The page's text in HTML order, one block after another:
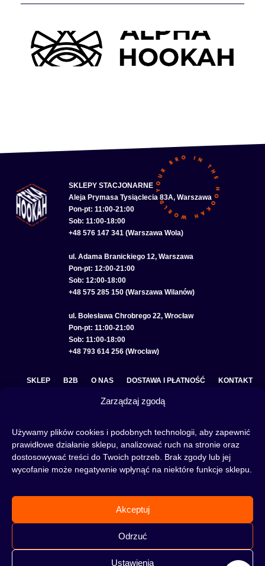
Zarządzaj zgodą
Używamy plików cookies i podobnych technologii, aby zapewnić
prawidłowe działanie sklepu, analizować ruch na stronie oraz
dostosowywać treści do Twoich potrzeb. Brak zgody lub jej
wycofanie może negatywnie wpłynąć na niektóre funkcje sklepu.
Akceptuj
Odrzuć
Ustawienia
SKLEPY STACJONARNE
Aleja Prymasa Tysiąclecia 83A, Warszawa
Pon-pt: 11:00-21:00
Sob: 11:00-18:00
+48 576 147 341 (Warszawa Wola)
ul. Adama Branickiego 12, Warszawa
Pon-pt: 12:00-21:00
Sob: 12:00-18:00
+48 575 285 150 (Warszawa Wilanów)
ul. Bolesława Chrobrego 22, Wrocław
Pon-pt: 11:00-21:00
Sob: 11:00-18:00
+48 793 614 256 (Wrocław)
SKLEP B2B O NAS DOSTAWA I PŁATNOŚĆ KONTAKT
POLITYKA PRYWATNOŚCI
to miejsce jest idealne dla Ciebie! Odwiedź nasz
artykułów, albo nie czekaj i od razu przejdź do naszego shisha-sklepu i zacznij zakupy.